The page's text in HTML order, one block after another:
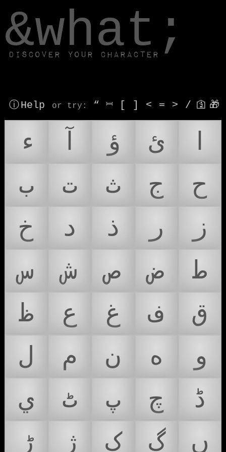
&what;
Discover your character
ⓘ Help or try : “ ⎶ [ ] < = > / 🛐 🎁
ء ؤ ئ
ب
ت ث ج
ح
خ
د ذ ر
ز
س
ش ص ض
ط
ظ
ع غ ف
ق
ل
م ن ه
و
ي
ٹ پ چ
ڈ
ڑ
ژ ک گ ں